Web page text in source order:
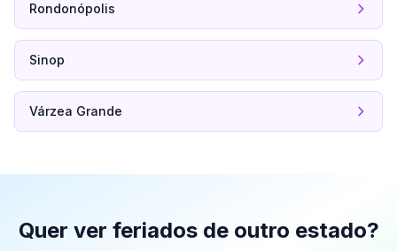
Rondonópolis
Sinop
Várzea Grande
Quer ver feriados de outro estado?